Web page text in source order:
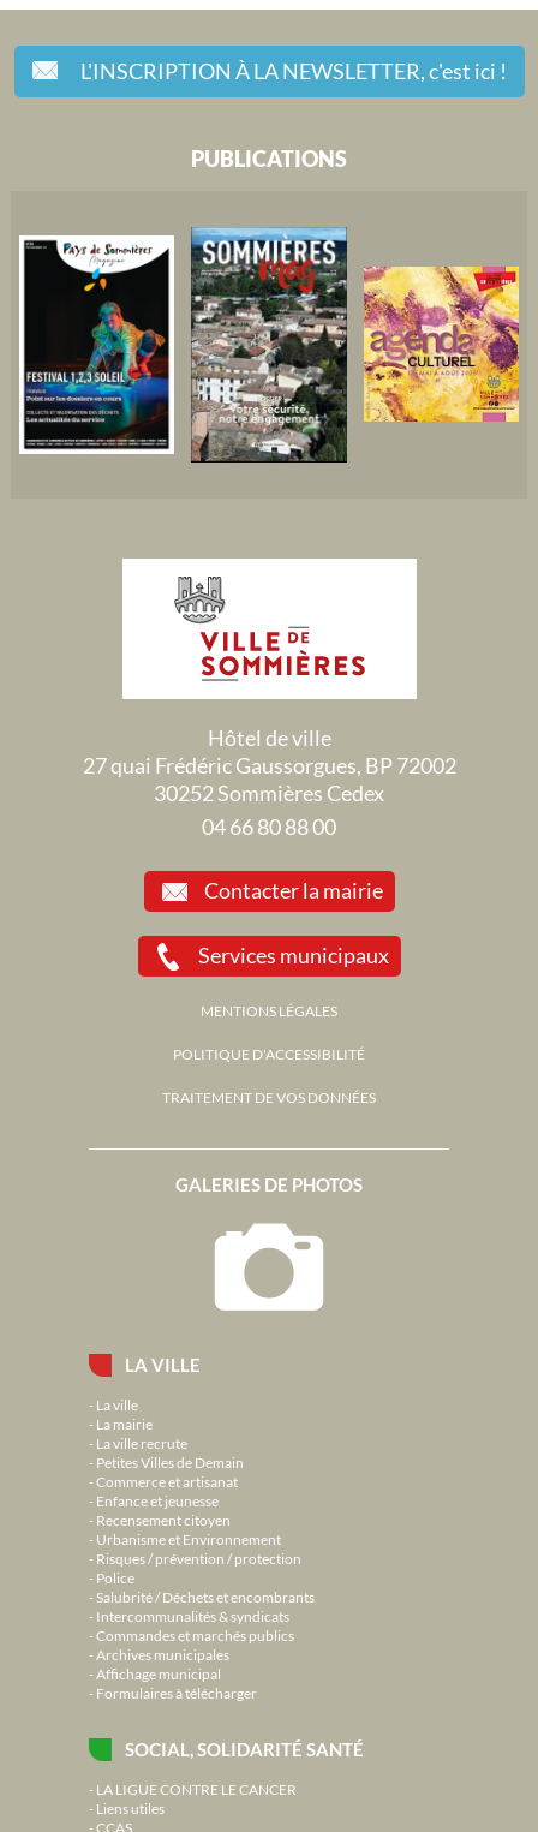
L'INSCRIPTION À LA NEWSLETTER,c'est ici !
LA VILLE
La ville
La mairie
La ville recrute
Petites Villes de Demain
Commerce et artisanat
Enfance et jeunesse
Recensement citoyen
Urbanisme et Environnement
Risques / prévention / protection
Police
Salubrité / Déchets et encombrants
Intercommunalités & syndicats
Commandes et marchés publics
Archives municipales
Affichage municipal
Formulaires à télécharger
SOCIAL, SOLIDARITÉ SANTÉ
LA LIGUE CONTRE LE CANCER
Liens utiles
CCAS
GALERIES DE PHOTOS
PUBLICATIONS
Hôtel de ville
27 quai Frédéric Gaussorgues, BP 72002
30252 Sommières Cedex
04 66 80 88 00
Contacter la mairie
Services municipaux
MENTIONS LÉGALES
POLITIQUE D'ACCESSIBILITÉ
TRAITEMENT DE VOS DONNÉES